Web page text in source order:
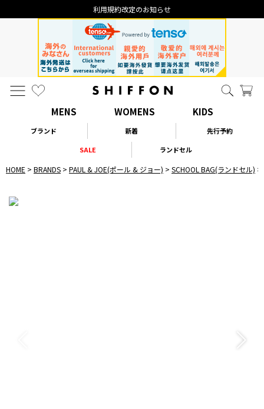
利用規約改定のお知らせ
MENS WOMENS KIDS
ブランド 新着
先行予約
SALE
ランドセル
HOME BRANDS PAUL & JOE(ポール & ジョー) SCHOOL BAG(ランドセル)